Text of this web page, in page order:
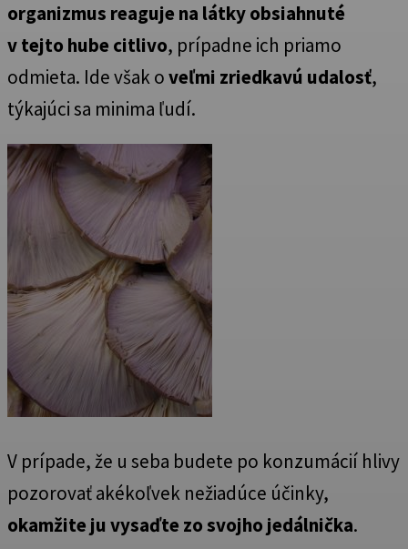
organizmus reaguje na látky obsiahnuté
v tejto hube citlivo, prípadne ich priamo
odmieta. Ide však oveľmi zriedkavú udalosť,
týkajúci sa minima ľudí.
V prípade, že u seba budete po konzumácií hlivy
pozorovať akékoľvek nežiadúce účinky,
okamžite ju vysaďte zo svojho jedálnička.